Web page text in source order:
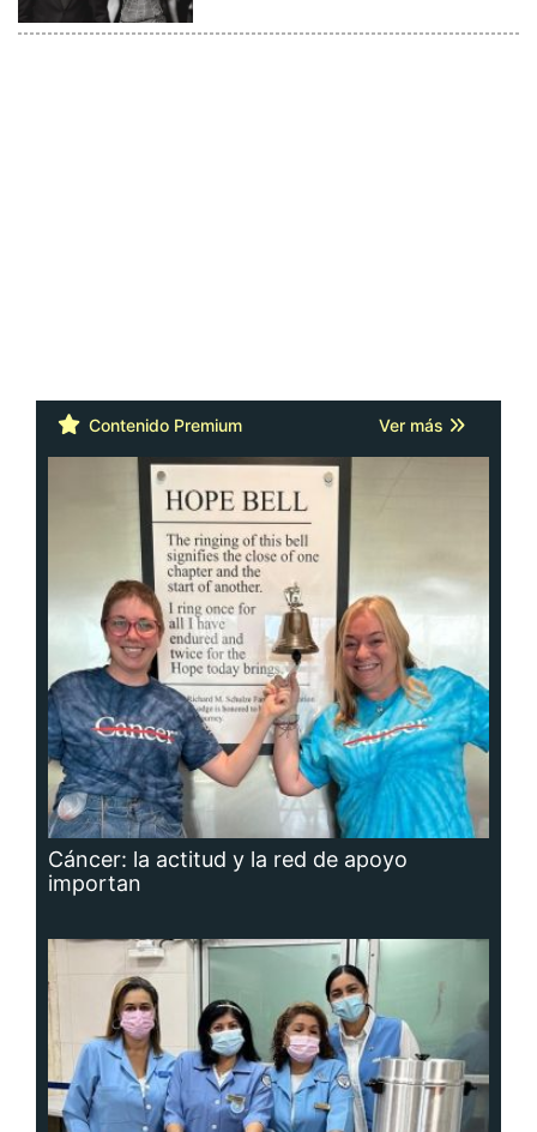
Contenido Premium Ver más
Cáncer: la actitud y la red de apoyo
importan